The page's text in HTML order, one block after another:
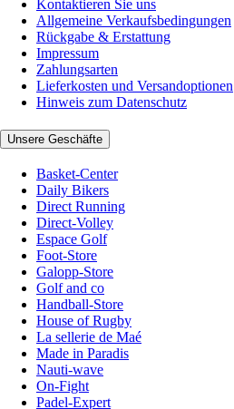
Kontaktieren Sie uns
Allgemeine Verkaufsbedingungen
Rückgabe & Erstattung
Impressum
Zahlungsarten
Lieferkosten und Versandoptionen
Hinweis zum Datenschutz
Unsere Geschäfte
Basket-Center
Daily Bikers
Direct Running
Direct-Volley
Espace Golf
Foot-Store
Galopp-Store
Golf and co
Handball-Store
House of Rugby
La sellerie de Maé
Made in Paradis
Nauti-wave
On-Fight
Padel-Expert